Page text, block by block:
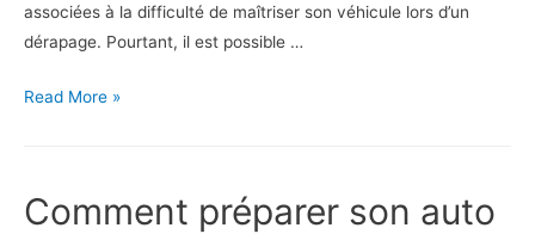
associées à la difficulté de maîtriser son véhicule lors d’un
dérapage. Pourtant, il est possible …
Quoi
de
Read More »
Comment préparer son auto